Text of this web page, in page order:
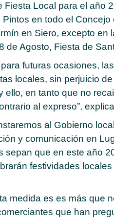
Fiesta Local para el año
en todo el Concejo
en Siero, excepto en
de Agosto, Fiesta de
futuras ocasiones,
locales, sin perjuicio
ello, en tanto que no
al expreso”,
al Gobierno
y comunicación en
sepan que en este año
festividades
medida es es más que
que han